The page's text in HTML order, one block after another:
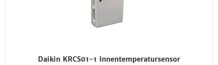
Daikin KRCS01-1 Innentemperatursensor